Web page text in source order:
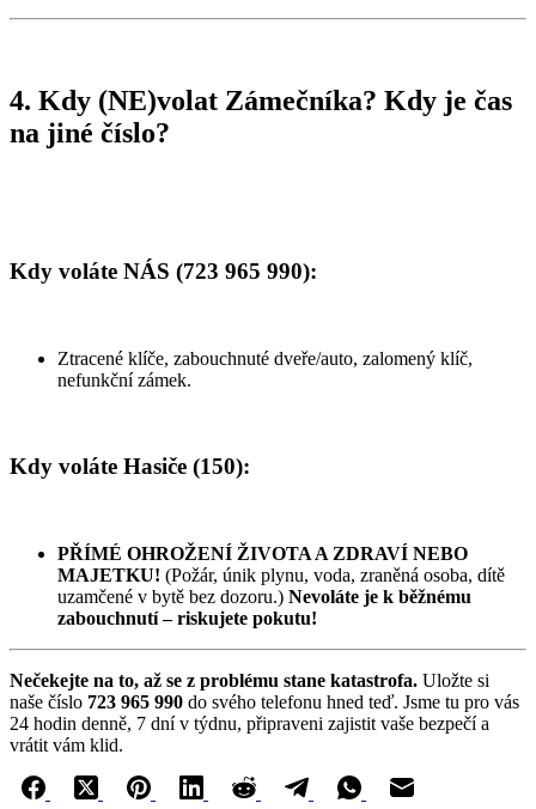
4. Kdy (NE)volat Zámečníka? Kdy je čas
na jiné číslo?
Kdy voláte NÁS (723 965 990):
Ztracené klíče, zabouchnuté dveře/auto, zalomený klíč,
nefunkční zámek.
Kdy voláte Hasiče (150):
PŘÍMÉ OHROŽENÍ ŽIVOTA A ZDRAVÍ NEBO
MAJETKU! (Požár, únik plynu, voda, zraněná osoba, dítě
uzamčené v bytě bez dozoru.) Nevoláte je k běžnému
zabouchnutí – riskujete pokutu!
Nečekejte na to, až se z problému stane katastrofa. Uložte si
naše číslo 723 965 990 do svého telefonu hned teď. Jsme tu pro vás
24 hodin denně, 7 dní v týdnu, připraveni zajistit vaše bezpečí a
vrátit vám klid.